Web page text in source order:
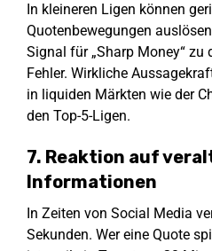
In kleineren Ligen können
Quotenbewegungen
Signal für „Sharp Money“ zu
Fehler. Wirkliche
in liquiden Märkten wie der
den Top-5-Ligen.
7. Reaktion auf
Informationen
In Zeiten von Social Media
Sekunden. Wer eine Quote